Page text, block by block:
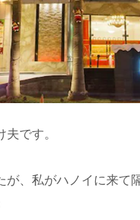
です。
が、私がハノイに来て